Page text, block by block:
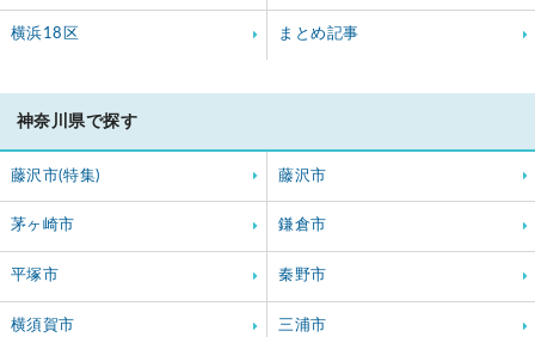
横浜18区 まとめ記事
神奈川県で探す
藤沢市(特集) 藤沢市
茅ヶ崎市 鎌倉市
平塚市 秦野市
横須賀市 三浦市